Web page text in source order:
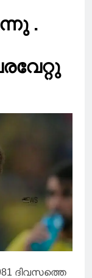
.
ദിവസത്തെ